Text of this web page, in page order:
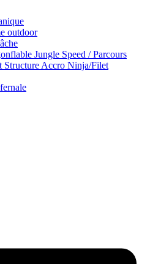
outdoor
Jungle Speed / Parcours
Structure Accro Ninja/Filet